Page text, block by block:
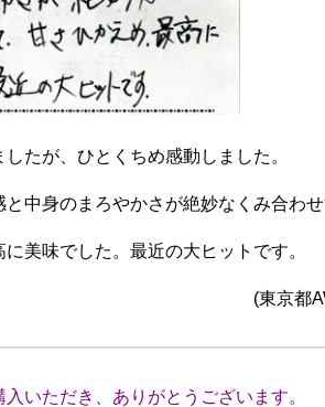
たが、ひとくちめ感動しました。
中身のまろやかさが絶妙なくみ合わせ
美味でした。最近の大ヒットです。
都AW
いただき、ありがとうございます。